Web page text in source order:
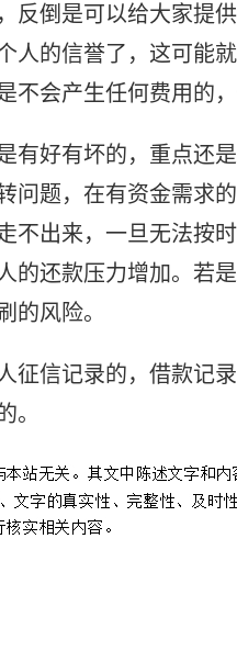
反倒是可以给大家提
人的信誉了，这可能
不会产生任何费用的
有好有坏的，重点还
问题，在有资金需求
不出来，一旦无法按
的还款压力增加。若
的风险。
征信记录的，借款记
。